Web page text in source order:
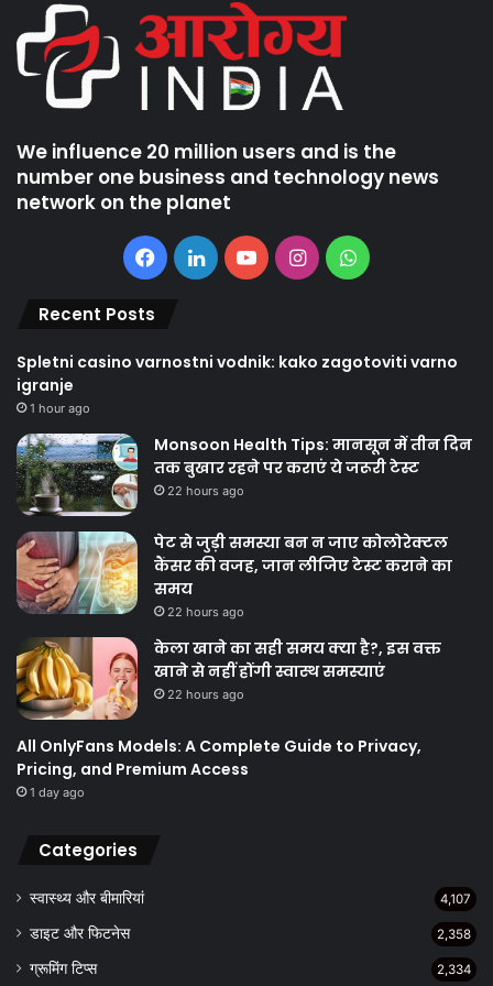
We influence 20 million users and is the
number one business and technology news
network on the planet
Facebook
LinkedInYouTubeInstagramWhatsApp
Recent Posts
Spletni casino varnostni vodnik: kako zagotoviti varno
igranje
1 hour ago
Monsoon Health Tips: मानसून में तीन दिन
तक बुखार रहने पर कराएं ये जरूरी टेस्ट
22 hours ago
पेट से जुड़ी समस्या बन न जाए कोलोरेक्टल
कैंसर की वजह, जान लीजिए टेस्ट कराने का
समय
22 hours ago
केला खाने का सही समय क्‍या है?, इस वक्त
खाने से नहीं होंगी स्वास्थ समस्याएं
22 hours ago
All OnlyFans Models: A Complete Guide to Privacy,
Pricing, and Premium Access
1 day ago
Categories
स्वास्थ्य और बीमारियां 4,107
डाइट और फिटनेस 2,358
ग्रूमिंग टिप्स 2,334